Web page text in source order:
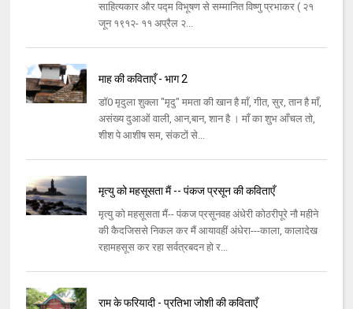
साहित्यकार और पद्म विभूषण से सम्मानित विष्णु प्रभाकर ( २१
जून १९१२- ११ अप्रैल २...
माह की कविताएँ - भाग 2
डॉ0 मृदुला शुक्ला "मृदु" ममता की खान है माँ, गीत, सुर, तान है माँ,
असंख्य दुआओं वाली, आन,बान, शान है । माँ का शुभ आँचल तो,
शीश पे आशीष सम, संकटों से...
मृत्यु को महसूसता मैं -- पंकज प्रसून की कविताएँ
मृत्यु को महसूसता मैं-- पंकज प्रसूनवह अंधेरी कोठरीपूरे नौ महीने
की कैदजिससे निकल कर मैं आयावहीं अंधेरा---काला, कालादेख
रहामहसूस कर रहा सर्वत्रबदन हो र...
राम के फरियादी - प्रतिभा जोशी की कविताएँ